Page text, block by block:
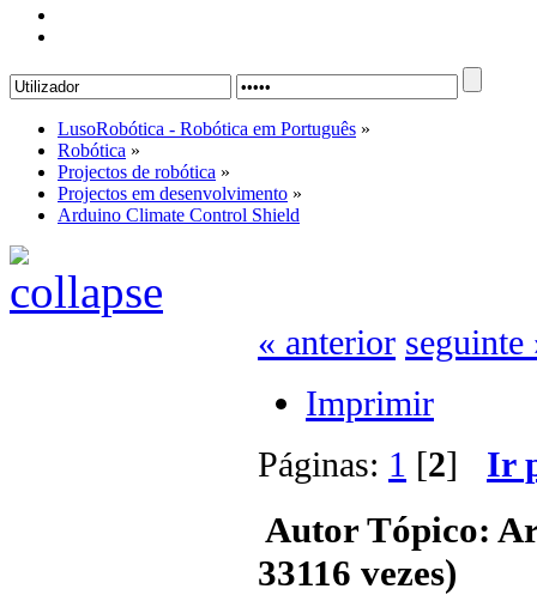
LusoRobótica - Robótica em Português »
Robótica »
Projectos de robótica »
Projectos em desenvolvimento »
Arduino Climate Control Shield
« anterior seguinte
Imprimir
Páginas: 1 [2] Ir
AutorTópico:
33116 vezes)